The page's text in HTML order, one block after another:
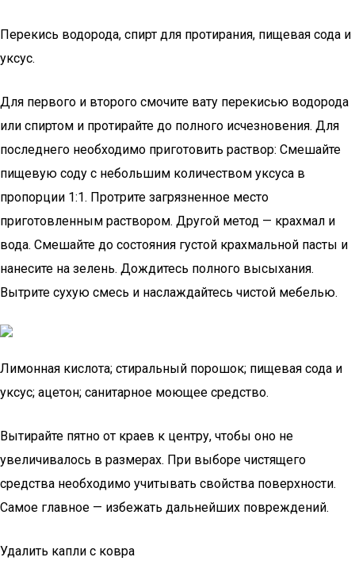
Перекись водорода, спирт для протирания, пищевая сода и
уксус.
Для первого и второго смочите вату перекисью водорода
или спиртом и протирайте до полного исчезновения. Для
последнего необходимо приготовить раствор: Смешайте
пищевую соду с небольшим количеством уксуса в
пропорции 1:1. Протрите загрязненное место
приготовленным раствором. Другой метод — крахмал и
вода. Смешайте до состояния густой крахмальной пасты и
нанесите на зелень. Дождитесь полного высыхания.
Вытрите сухую смесь и наслаждайтесь чистой мебелью.
Лимонная кислота; стиральный порошок; пищевая сода и
уксус; ацетон; санитарное моющее средство.
Вытирайте пятно от краев к центру, чтобы оно не
увеличивалось в размерах. При выборе чистящего
средства необходимо учитывать свойства поверхности.
Самое главное — избежать дальнейших повреждений.
Удалить капли с ковра